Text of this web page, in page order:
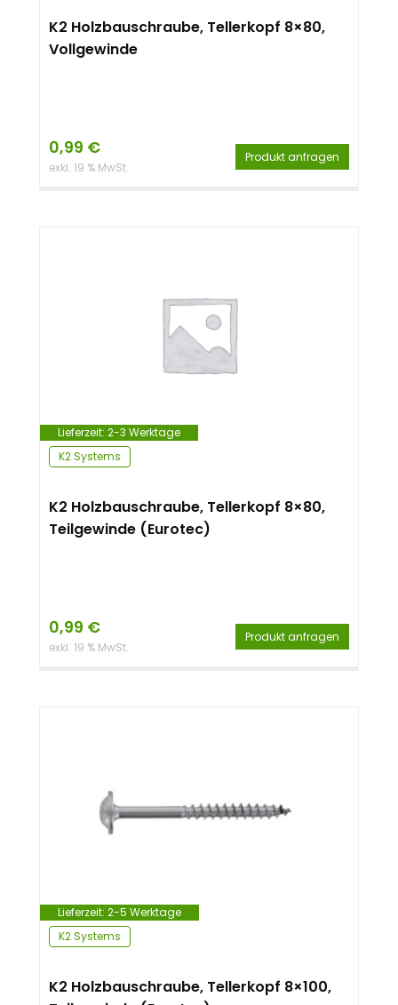
K2 Holzbauschraube, Tellerkopf 8×80,
Vollgewinde
0,99 €
exkl. 19 % MwSt.
Produkt anfragen
Lieferzeit: 2-3 Werktage
K2 Systems
K2 Holzbauschraube, Tellerkopf 8×80,
Teilgewinde (Eurotec)
0,99 €
exkl. 19 % MwSt.
Produkt anfragen
Lieferzeit: 2-5 Werktage
K2 Systems
K2 Holzbauschraube, Tellerkopf 8×100,